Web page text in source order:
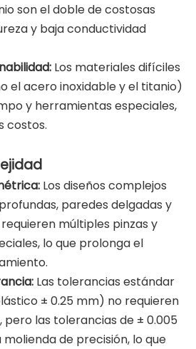
son el doble de costosas
y baja conductividad
Los materiales difíciles
el acero inoxidable y el titanio)
y herramientas especiales,
costos.
Los diseños complejos
paredes delgadas y
múltiples pinzas y
lo que prolonga el
Las tolerancias estándar
± 0.25 mm) no requieren
pero las tolerancias de ± 0.005
de precisión, lo que